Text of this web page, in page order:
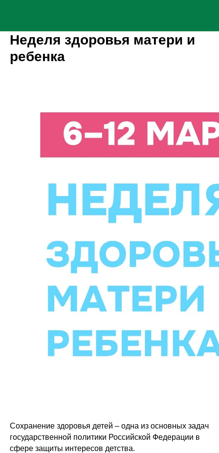
Неделя здоровья матери и
ребенка
Сохранение здоровья детей – одна из основных задач
государственной политики Российской Федерации в
сфере защиты интересов детства.